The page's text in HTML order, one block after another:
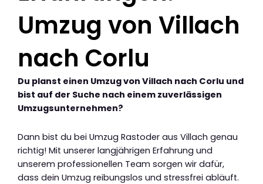
Umzug von Villach
nach Corlu
Du planst einen Umzug von Villach nach Corlu und
bist auf der Suche nach einem zuverlässigen
Umzugsunternehmen?
Dann bist du bei Umzug Rastoder aus Villach genau
richtig! Mit unserer langjährigen Erfahrung und
unserem professionellen Team sorgen wir dafür,
dass dein Umzug reibungslos und stressfrei abläuft.